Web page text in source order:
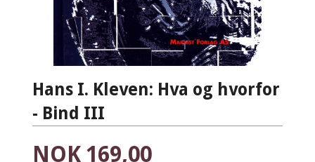
Hans I. Kleven: Hva og hvorfor
- Bind III
Pris
NOK 169,00